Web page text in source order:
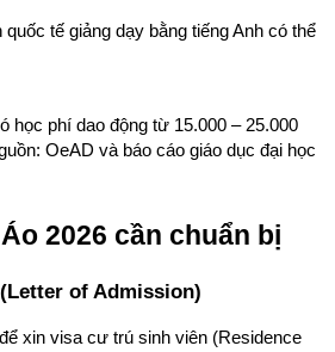
tế giảng dạy bằng tiếng Anh có thể
học phí dao động từ 15.000 – 25.000
OeAD và báo cáo giáo dục đại học
2026 cần chuẩn bị
of Admission)
xin visa cư trú sinh viên (Residence